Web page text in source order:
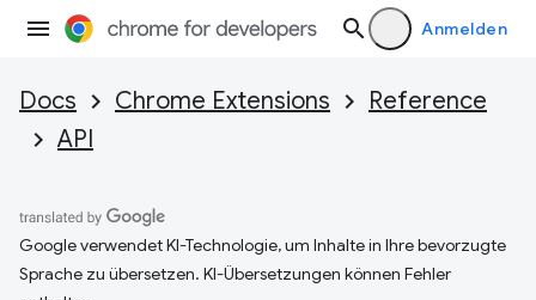
Anmelden
Docs Chrome Extensions
Reference
API
Google verwendet KI-Technologie, um Inhalte in Ihre bevorzugte
Sprache zu übersetzen. KI-Übersetzungen können Fehler